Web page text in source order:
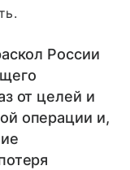
России
от целей и
операции и,